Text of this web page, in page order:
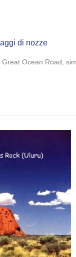
di nozze
Ocean Road,